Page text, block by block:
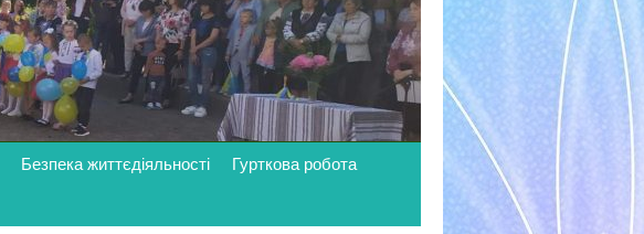
Безпека життєдіяльності
Гурткова робота